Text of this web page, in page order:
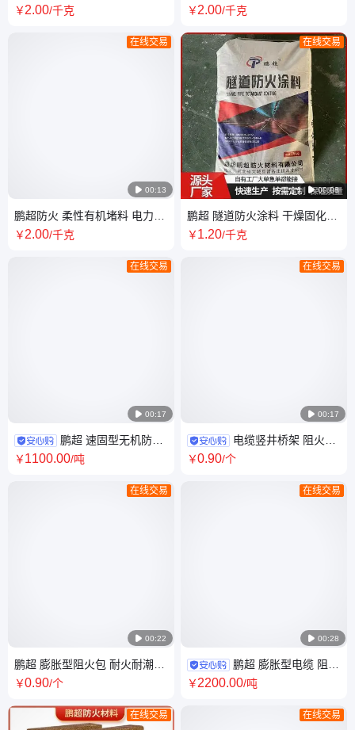
柔性有机堵料 品类多样 质量可
￥2.00/千克
 00:13
在线交易
鹏超防火 柔性有机堵料 电力工
程封堵用 耐高温防火泥 全国发
￥2.00/千克
 00:17
在线交易
鹏超 速固型无机防火
堵料 不开裂 防火灰泥 支持定制
￥1100.00/吨
 00:22
在线交易
鹏超 膨胀型阻火包 耐火耐潮耐
高温 720型400型250型防火包
￥0.90/个
在线交易
阻火胶泥 发货快 适用范围广泛
￥2.00/千克
 00:08
在线交易
鹏超 隧道防火涂料 干燥固化快
强度高 耐老化 全国发货
￥1.20/千克
 00:17
在线交易
电缆竖井桥架 阻火包
膨胀型防火包 支持定制 品类齐
￥0.90/个
 00:28
在线交易
鹏超 膨胀型电缆 阻火
模块 有机模块 适用范围广泛
￥2200.00/吨
在线交易